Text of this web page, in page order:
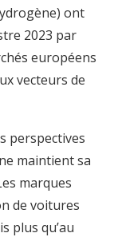
ont
2023 par
européens
vecteurs de
perspectives
maintient sa
marques
de voitures
plus qu’au